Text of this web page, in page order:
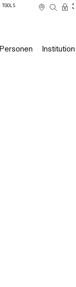
TOOLS
Personen Institution